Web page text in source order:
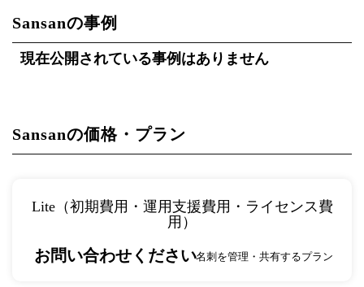
Sansanの事例
現在公開されている事例はありません
Sansanの価格・プラン
Lite（初期費用・運用支援費用・ライセンス費
用）
お問い合わせください名刺を管理・共有するプラン